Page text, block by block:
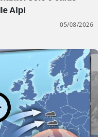
Alpi
05/08/2026